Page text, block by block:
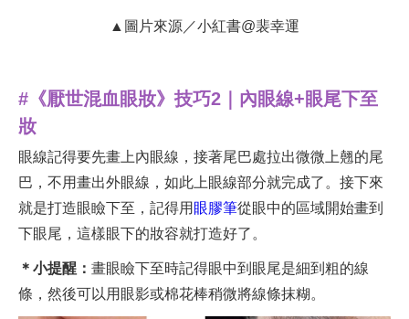
▲圖片來源／小紅書@裴幸運
#《厭世混血眼妝》技巧2｜內眼線+眼尾下至
妝
眼線記得要先畫上內眼線，接著尾巴處拉出微微上翹的尾
巴，不用畫出外眼線，如此上眼線部分就完成了。接下來
就是打造眼瞼下至，記得用 眼膠筆從眼中的區域開始畫到
下眼尾，這樣眼下的妝容就打造好了。
＊小提醒： 畫眼瞼下至時記得眼中到眼尾是細到粗的線
條，然後可以用眼影或棉花棒稍微將線條抹糊。